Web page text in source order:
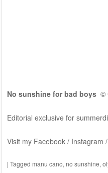
No sunshine for bad boys©
Editorial exclusive for
Visit my Facebook/ Instagram /
| Tagged manu cano, no sunshine,